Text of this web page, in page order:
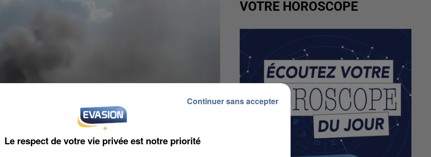
VOTRE HOROSCOPE
Le respect de votre vie privée est notre priorité
Continuer sans accepter